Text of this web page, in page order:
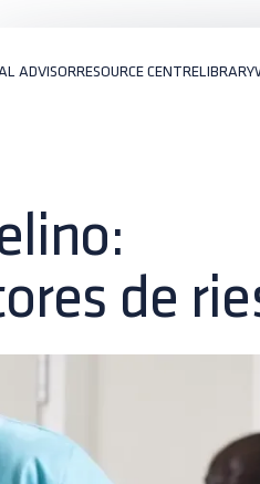
ADVISORRESOURCE CENTRELIBRARY
de